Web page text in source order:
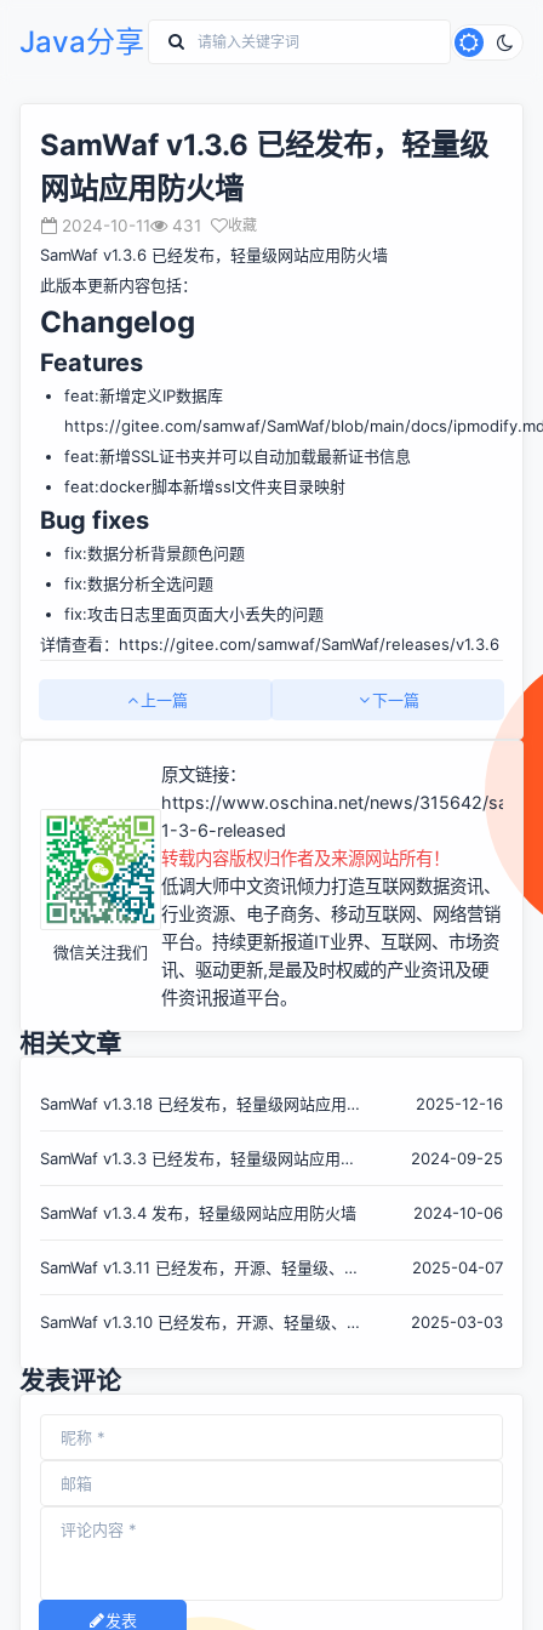
Java分享
SamWaf v1.3.6 已经发布，轻量级
网站应用防火墙
2024-10-11 431 收藏
SamWaf v1.3.6 已经发布，轻量级网站应用防火墙
此版本更新内容包括：
Changelog
Features
feat:新增定义IP数据库
https://gitee.com/samwaf/SamWaf/blob/main/docs/
feat:新增SSL证书夹并可以自动加载最新证书信息
feat:docker脚本新增ssl文件夹目录映射
Bug fixes
fix:数据分析背景颜色问题
fix:数据分析全选问题
fix:攻击日志里面页面大小丢失的问题
详情查看： https://gitee.com/samwaf/SamWaf/releases/v1.3.6
上一篇 下一篇
微信关注我们
原文链接：
https://www.oschina.net/news/315642/
1-3-6-released
转载内容版权归作者及来源网站所有！
低调大师中文资讯倾力打造互联网数据资讯、
行业资源、电子商务、移动互联网、网络营销
平台。持续更新报道IT业界、互联网、市场资
讯、驱动更新,是最及时权威的产业资讯及硬
件资讯报道平台。
相关文章
SamWaf v1.3.18 已经发布，轻量级网站应用防
2025-12-16
SamWaf v1.3.3 已经发布，轻量级网站应用防
2024-09-25
SamWaf v1.3.4 发布，轻量级网站应用防火墙 2024-10-06
SamWaf v1.3.11 已经发布，开源、轻量级、可
2025-04-07
SamWaf v1.3.10 已经发布，开源、轻量级、可
2025-03-03
发表评论
发表